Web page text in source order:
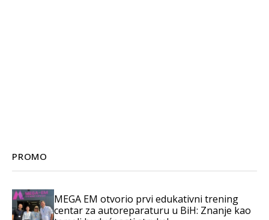
PROMO
MEGA EM otvorio prvi edukativni trening
centar za autoreparaturu u BiH: Znanje kao